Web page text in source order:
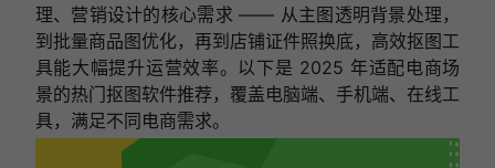
理、营销设计的核心需求 —— 从主图透明背景处理，
到批量商品图优化，再到店铺证件照换底，高效抠图工
具能大幅提升运营效率。以下是 2025 年适配电商场
景的热门抠图软件推荐，覆盖电脑端、手机端、在线工
具，满足不同电商需求。